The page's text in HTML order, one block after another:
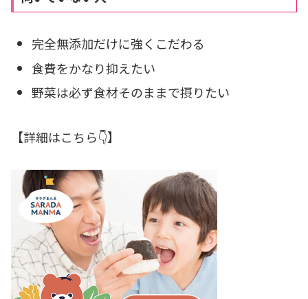
完全無添加だけに強くこだわる
食費をかなり抑えたい
野菜は必ず食材そのままで摂りたい
【詳細はこちら👇】